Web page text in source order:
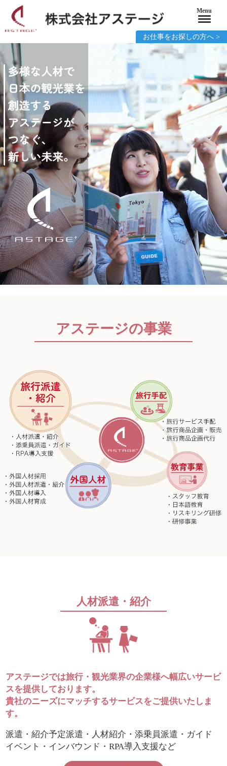
お仕事をお探しの方へ >
アステージの事業
人材派遣・紹介
アステージでは旅行・観光業界の企業様へ幅広いサービ
スを提供しております。
貴社のニーズにマッチするサービスをご提供いたしま
す。
派遣・紹介予定派遣・人材紹介・添乗員派遣・ガイド
イベント・インバウンド・RPA導入支援など
Menu